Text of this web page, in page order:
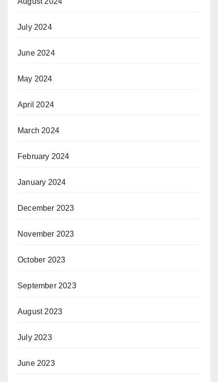
July 2024
June 2024
May 2024
April 2024
March 2024
February 2024
January 2024
December 2023
November 2023
October 2023
September 2023
August 2023
July 2023
June 2023